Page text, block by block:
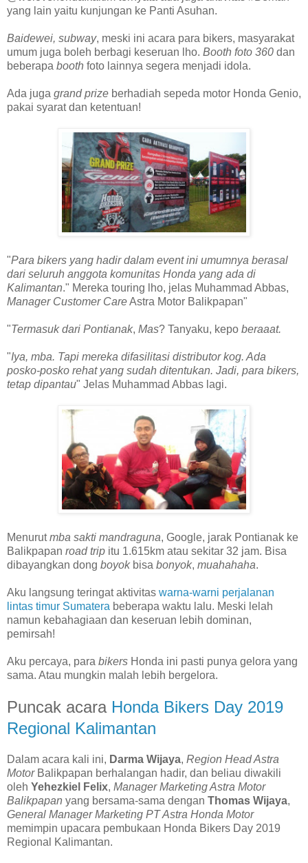
yang lain yaitu kunjungan ke Panti Asuhan.
Baidewei, subway, meski ini acara para bikers, masyarakat
umum juga boleh berbagi keseruan lho. Booth foto 360 dan
beberapa booth foto lainnya segera menjadi idola.
Ada juga grand prize berhadiah sepeda motor Honda Genio,
pakai syarat dan ketentuan!
"Para bikers yang hadir dalam event ini umumnya berasal
dari seluruh anggota komunitas Honda yang ada di
Kalimantan." Mereka touring lho, jelas Muhammad Abbas,
Manager Customer CareAstra Motor Balikpapan"
"Termasuk dari Pontianak, Mas? Tanyaku, kepo beraaat.
"Iya, mba. Tapi mereka difasilitasi distributor kog. Ada
posko-posko rehat yang sudah ditentukan. Jadi, para bikers,
tetap dipantau" Jelas Muhammad Abbas lagi.
Menurutmba sakti mandraguna, Google, jarak Pontianak ke
Balikpapan road trip itu 1.615km atau sekitar 32 jam. Bisa
dibayangkan dong boyokbisa bonyok, muahahaha.
Aku langsung teringat aktivitas warna-warni perjalanan
lintas timur Sumatera beberapa waktu lalu. Meski lelah
namun kebahagiaan dan keseruan lebih dominan,
pemirsah!
Aku percaya, para bikers Honda ini pasti punya gelora yang
sama. Atau mungkin malah lebih bergelora.
Puncak acara Honda Bikers Day 2019
Regional Kalimantan
Dalam acara kali ini, Darma Wijaya, Region Head Astra
MotorBalikpapan berhalangan hadir, dan beliau diwakili
oleh Yehezkiel Felix, Manager Marketing Astra Motor
Balikpapan yang bersama-sama dengan Thomas Wijaya,
General Manager Marketing PT Astra Honda Motor
memimpin upacara pembukaan Honda Bikers Day 2019
Regional Kalimantan.